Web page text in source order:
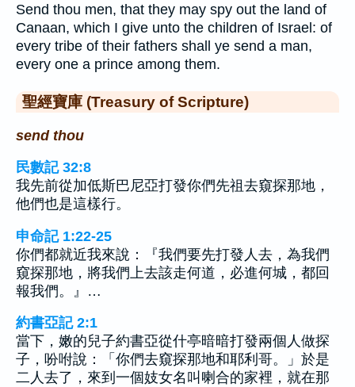
Send thou men, that they may spy out the land of
Canaan, which I give unto the children of Israel: of
every tribe of their fathers shall ye send a man,
every one a prince among them.
聖經寶庫 (Treasury of Scripture)
send thou
民數記 32:8
我先前從加低斯巴尼亞打發你們先祖去窺探那地，
他們也是這樣行。
申命記 1:22-25
你們都就近我來說：『我們要先打發人去，為我們
窺探那地，將我們上去該走何道，必進何城，都回
報我們。』…
約書亞記 2:1
當下，嫩的兒子約書亞從什亭暗暗打發兩個人做探
子，吩咐說：「你們去窺探那地和耶利哥。」於是
二人去了，來到一個妓女名叫喇合的家裡，就在那